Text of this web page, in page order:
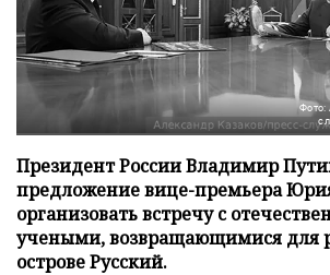
Фото:
Президент России Владимир
предложение вице-премьера
организовать встречу с
учеными, возвращающимися для
острове Русский.